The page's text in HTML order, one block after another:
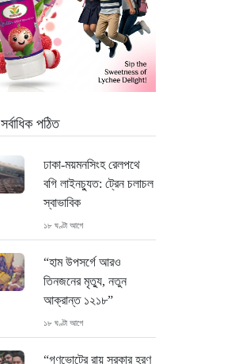
সর্বাধিক পঠিত
ঢাকা-ময়মনসিংহ রেলপথে
বগি লাইনচ্যুত: ট্রেন চলাচল
স্বাভাবিক
১৮ ঘণ্টা আগে
“হাম উপসর্গে আরও
তিনজনের মৃত্যু, নতুন
আক্রান্ত ১২১৮”
১৮ ঘণ্টা আগে
“গণভোটের রায় সরকার হরণ